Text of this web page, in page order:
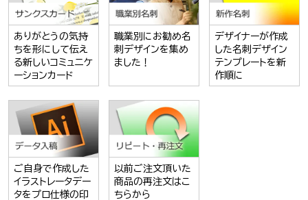
ありがとうの気持
ちを形にして伝え
る新しいコミュニケ
ーションカード
職業別にお勧め名
刺デザインを集め
ました！
デザイナーが作成
した名刺デザイン
テンプレートを新
作順に
ご自身で作成した
イラストレータデー
タをプロ仕様の印
以前ご注文頂いた
商品の再注文はこ
ちらから